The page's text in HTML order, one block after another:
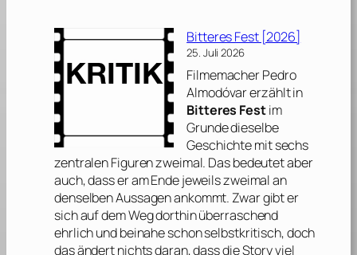
Bitteres Fest [2026]
25. Juli 2026
FilmemacherPedro
Almodóvarerzählt in
Bitteres Festim
Grunde dieselbe
Geschichte mit sechs
zentralen Figuren zweimal. Das bedeutet aber
auch, dass er am Ende jeweils zweimal an
denselben Aussagen ankommt. Zwar gibt er
sich auf dem Weg dorthin überraschend
ehrlich und beinahe schon selbstkritisch, doch
das ändert nichts daran, dass die Story viel